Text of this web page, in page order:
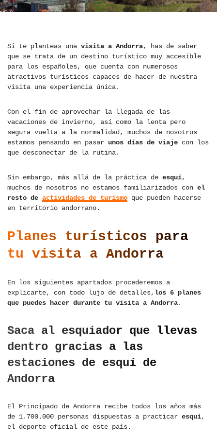
Si te planteas una visita a Andorra, has de saber
que se trata de un destino turístico muy accesible
para los españoles, que cuenta con numerosos
atractivos turísticos capaces de hacer de nuestra
visita una experiencia única.
Con el fin de aprovechar la llegada de las
vacaciones de invierno, así como la lenta pero
segura vuelta a la normalidad, muchos de nosotros
estamos pensando en pasar unos días de viaje con los
que desconectar de la rutina.
Sin embargo, más allá de la práctica de esquí,
muchos de nosotros no estamos familiarizados con el
resto de actividades de turismo que pueden hacerse
en territorio andorrano.
Planes turísticos para
tu visita a Andorra
En los siguientes apartados procederemos a
explicarte, con todo lujo de detalles, los 6 planes
que puedes hacer durante tu visita a Andorra.
Saca al esquiador que llevas
dentro gracias a las
estaciones de esquí de
Andorra
El Principado de Andorra recibe todos los años más
de 1.700.000 personas dispuestas a practicar esquí,
el deporte oficial de este país.